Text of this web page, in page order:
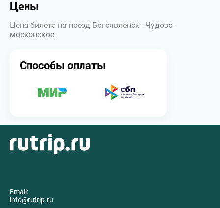
Цены
Цена билета на поезд Богоявленск - Чудово-
московское:
Способы оплаты
Email:
info@rutrip.ru